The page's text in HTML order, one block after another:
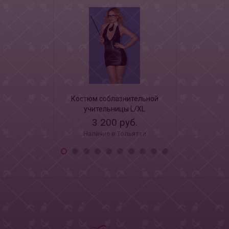
Костюм соблазнительной
учительницы L/XL
3 200 руб.
Наличие в Тольятти